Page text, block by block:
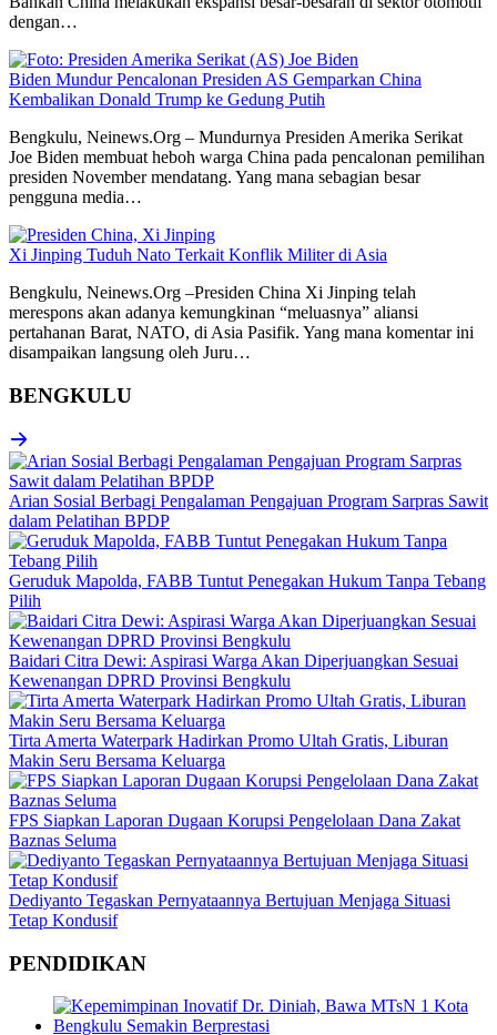
dengan…
Biden Mundur Pencalonan Presiden AS Gemparkan China
Kembalikan Donald Trump ke Gedung Putih
Bengkulu, Neinews.Org – Mundurnya Presiden Amerika Serikat
Joe Biden membuat heboh warga China pada pencalonan pemilihan
presiden November mendatang. Yang mana sebagian besar
pengguna media…
Xi Jinping Tuduh Nato Terkait Konflik Militer di Asia
Bengkulu, Neinews.Org –Presiden China Xi Jinping telah
merespons akan adanya kemungkinan “meluasnya” aliansi
pertahanan Barat, NATO, di Asia Pasifik. Yang mana komentar ini
disampaikan langsung oleh Juru…
BENGKULU
Arian Sosial Berbagi Pengalaman Pengajuan Program Sarpras Sawit
dalam Pelatihan BPDP
Geruduk Mapolda, FABB Tuntut Penegakan Hukum Tanpa Tebang
Pilih
Baidari Citra Dewi: Aspirasi Warga Akan Diperjuangkan Sesuai
Kewenangan DPRD Provinsi Bengkulu
Tirta Amerta Waterpark Hadirkan Promo Ultah Gratis, Liburan
Makin Seru Bersama Keluarga
FPS Siapkan Laporan Dugaan Korupsi Pengelolaan Dana Zakat
Baznas Seluma
Dediyanto Tegaskan Pernyataannya Bertujuan Menjaga Situasi
Tetap Kondusif
PENDIDIKAN